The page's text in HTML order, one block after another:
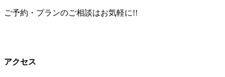
ご予約・プランのご相談はお気軽に!!
アクセス